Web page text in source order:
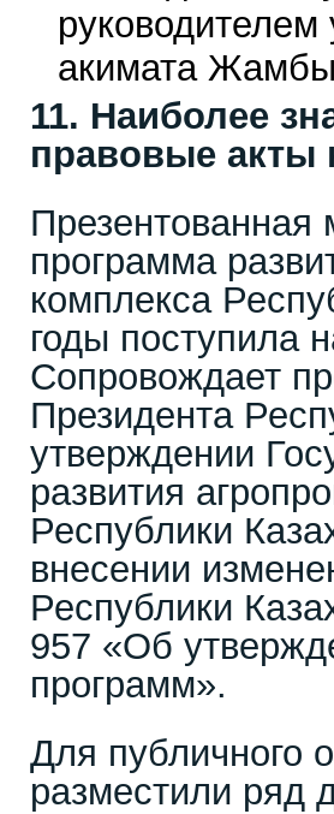
акимата
11. Наиболее
правовые акты
Презентованная
программа
комплекса
годы поступила
Сопровождает
Президента
утверждении
развития
Республики
внесении
Республики
957 «Об
программ».
Для публичного
разместили ряд